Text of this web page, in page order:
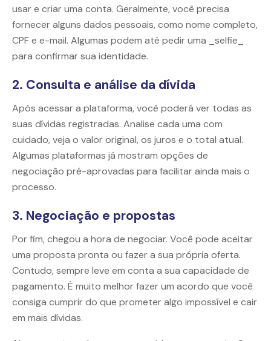
usar e criar uma conta. Geralmente, você precisa
fornecer alguns dados pessoais, como nome completo,
CPF e e-mail. Algumas podem até pedir uma _selfie_
para confirmar sua identidade.
2. Consulta e análise da dívida
Após acessar a plataforma, você poderá ver todas as
suas dívidas registradas. Analise cada uma com
cuidado, veja o valor original, os juros e o total atual.
Algumas plataformas já mostram opções de
negociação pré-aprovadas para facilitar ainda mais o
processo.
3. Negociação e propostas
Por fim, chegou a hora de negociar. Você pode aceitar
uma proposta pronta ou fazer a sua própria oferta.
Contudo, sempre leve em conta a sua capacidade de
pagamento. É muito melhor fazer um acordo que você
consiga cumprir do que prometer algo impossível e cair
em mais dívidas.